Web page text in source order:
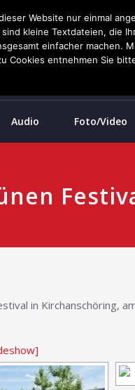
Audio Foto/Video
in Kirchanschöring,
Website nur einmal
kleine Textdateien, die
einfacher machen.
Cookies entnehmen Sie